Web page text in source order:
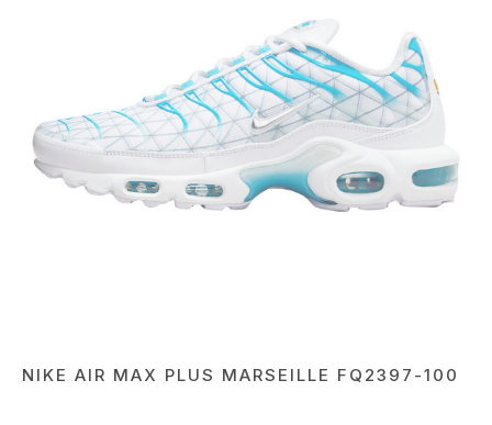
NIKE AIR MAX PLUS MARSEILLE FQ2397-100